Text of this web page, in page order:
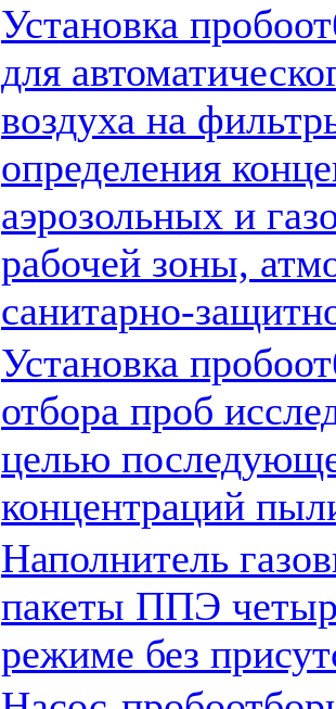
Установка
для
воздуха на
определения
аэрозольных и
рабочей зоны,
санитарно-
Установка
отбора проб
целью
концентраций
Наполнитель
пакеты ППЭ
режиме без